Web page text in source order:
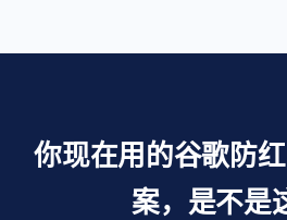
你现在用的谷歌防
案，是不是